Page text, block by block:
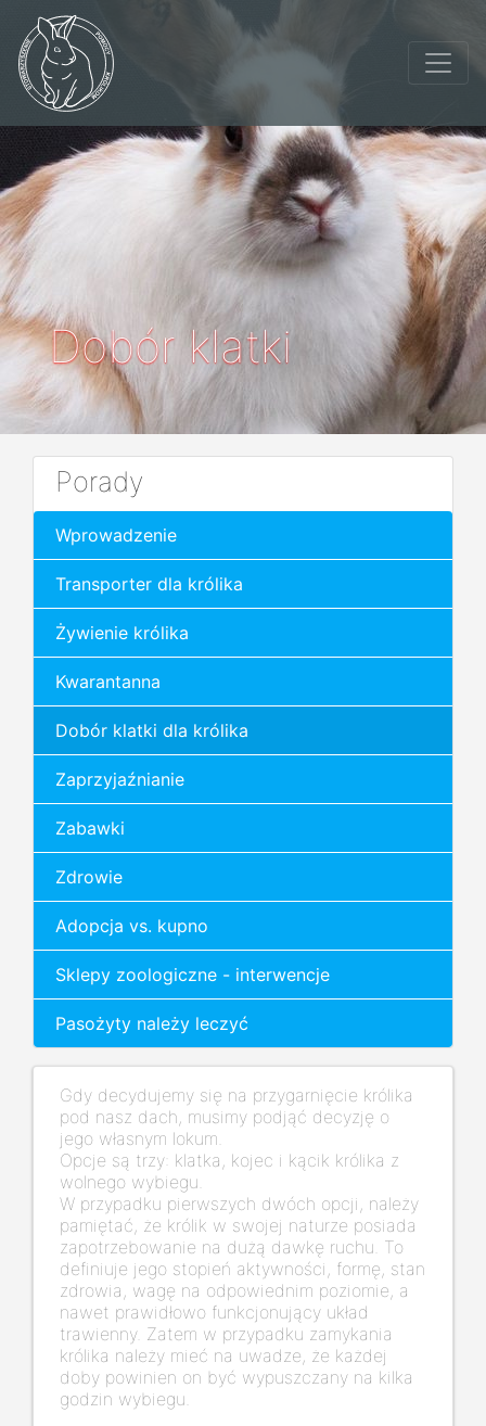
Dobór klatki
Porady
Wprowadzenie
Transporter dla królika
Żywienie królika
Kwarantanna
Dobór klatki dla królika
Zaprzyjaźnianie
Zabawki
Zdrowie
Adopcja vs. kupno
Sklepy zoologiczne - interwencje
Pasożyty należy leczyć
Gdy decydujemy się na przygarnięcie królika
pod nasz dach, musimy podjąć decyzję o
jego własnym lokum.
Opcje są trzy: klatka, kojec i kącik królika z
wolnego wybiegu.
W przypadku pierwszych dwóch opcji, należy
pamiętać, że królik w swojej naturze posiada
zapotrzebowanie na dużą dawkę ruchu. To
definiuje jego stopień aktywności, formę, stan
zdrowia, wagę na odpowiednim poziomie, a
nawet prawidłowo funkcjonujący układ
trawienny. Zatem w przypadku zamykania
królika należy mieć na uwadze, że każdej
doby powinien on być wypuszczany na kilka
godzin wybiegu.